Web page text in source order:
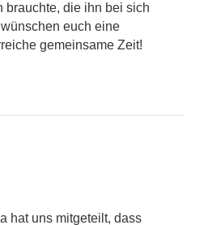
brauchte, die ihn bei sich
euch eine
gemeinsame Zeit!
hat uns mitgeteilt, dass